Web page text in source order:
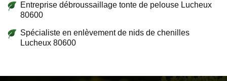
Entreprise débroussaillage tonte de pelouse Lucheux
80600
Spécialiste en enlèvement de nids de chenilles
Lucheux 80600